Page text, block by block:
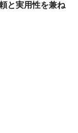
と実用性を兼ね